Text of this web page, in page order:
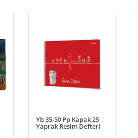
Yb 35-50 Pp Kapak 25
Yaprak Resim Defteri